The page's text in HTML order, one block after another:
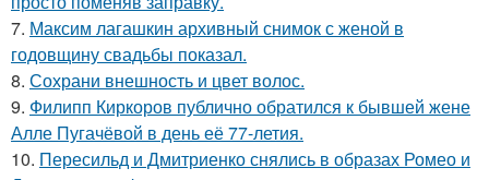
7. Максим лагашкин архивный снимок с женой в
годовщину свадьбы показал.
8. Сохрани внешность и цвет волос.
9. Филипп Киркоров публично обратился к бывшей жене
Алле Пугачёвой в день её 77-летия.
10. Пересильд и Дмитриенко снялись в образах Ромео и